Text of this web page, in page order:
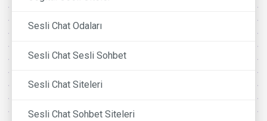
Sesli Chat Odaları
Sesli Chat Sesli Sohbet
Sesli Chat Siteleri
Sesli Chat Sohbet Siteleri